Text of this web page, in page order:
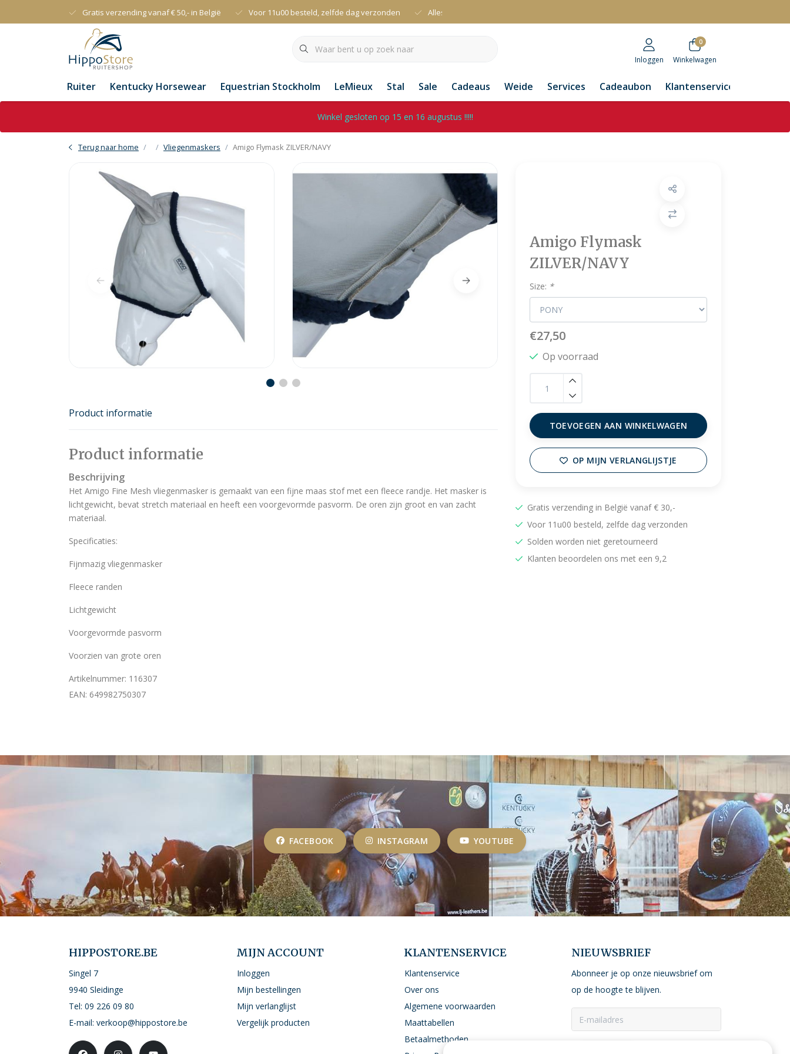
Gratis verzending vanaf € 50,- in België Voor 11u00 besteld, zelfde dag verzonden Alles uit voorraad leverbaar
Inloggen
0
Winkelwagen
Ruiter Kentucky Horsewear Equestrian Stockholm LeMieux Stal Sale Cadeaus Weide Services Cadeaubon Klantenservice
Winkel gesloten op 15 en 16 augustus !!!!!
Terug naar home Vliegenmaskers Amigo Flymask ZILVER/NAVY
Amigo Flymask
ZILVER/NAVY
Size: *
€27,50
Op voorraad
TOEVOEGEN AAN WINKELWAGEN
OP MIJN VERLANGLIJSTJE
Gratis verzending in België vanaf € 30,-
Voor 11u00 besteld, zelfde dag verzonden
Solden worden niet geretourneerd
Klanten beoordelen ons met een 9,2
Product informatie
Product informatie
Beschrijving
Het Amigo Fine Mesh vliegenmasker is gemaakt van een fijne maas stof met een fleece randje. Het masker is
lichtgewicht, bevat stretch materiaal en heeft een voorgevormde pasvorm. De oren zijn groot en van zacht
materiaal.
Specificaties:
Fijnmazig vliegenmasker
Fleece randen
Lichtgewicht
Voorgevormde pasvorm
Voorzien van grote oren
Artikelnummer: 116307
EAN: 649982750307
FACEBOOK INSTAGRAM YOUTUBE
HIPPOSTORE.BE
Singel 7
9940 Sleidinge
Tel: 09 226 09 80
E-mail: verkoop@hippostore.be
MIJN ACCOUNT
Inloggen
Mijn bestellingen
Mijn verlanglijst
Vergelijk producten
KLANTENSERVICE
Klantenservice
Over ons
Algemene voorwaarden
Maattabellen
Betaalmethoden
NIEUWSBRIEF
Abonneer je op onze nieuwsbrief om
op de hoogte te blijven.